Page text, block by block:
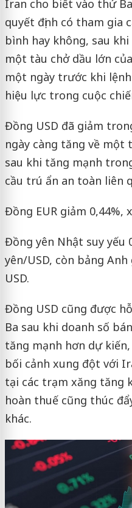
Iran cho biết vào thứ
quyết định có tham gia
bình hay không, sau
một tàu chở dầu lớn
một ngày trước khi
hiệu lực trong cuộc
Đồng USD đã giảm
ngày càng tăng về một
sau khi tăng mạnh
cầu trú ẩn an toàn liên
Đồng EUR giảm 0,44%,
Đồng yên Nhật suy yếu
yên/USD, còn bảng
USD.
Đồng USD cũng được
Ba sau khi doanh số
tăng mạnh hơn dự
bối cảnh xung đột với
tại các trạm xăng tăng
hoàn thuế cũng thúc
khác.